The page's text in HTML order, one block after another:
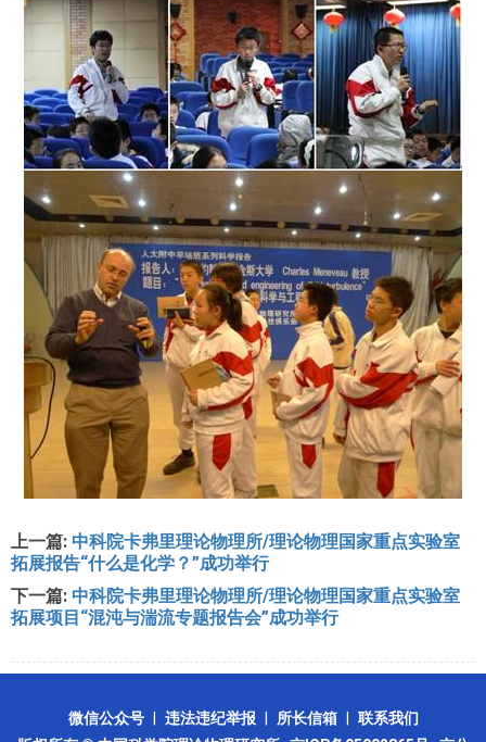
上一篇: 中科院卡弗里理论物理所/理论物理国家重点实验室
拓展报告“什么是化学？”成功举行
下一篇: 中科院卡弗里理论物理所/理论物理国家重点实验室
拓展项目“混沌与湍流专题报告会”成功举行
微信公众号 违法违纪举报 所长信箱
联系我们